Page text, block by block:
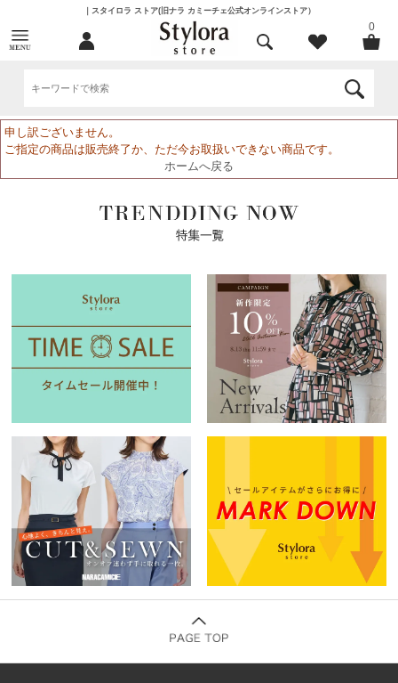
｜スタイロラ ストア(旧ナラ カミーチェ公式オンラインストア）
0
申し訳ございません。
ご指定の商品は販売終了か、ただ今お取扱いできない商品です。
ホームへ戻る